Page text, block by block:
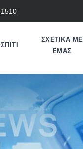
ΣΠΊΤΙ
ΣΧΕΤΙΚΆ ΜΕ
ΕΜΆΣ